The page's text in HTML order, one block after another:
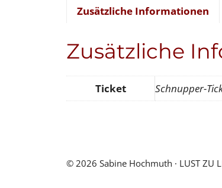
Zusätzliche Informationen
Zusätzliche
Ticket Schnupper-
© 2026 Sabine Hochmuth ∙ LUST ZU